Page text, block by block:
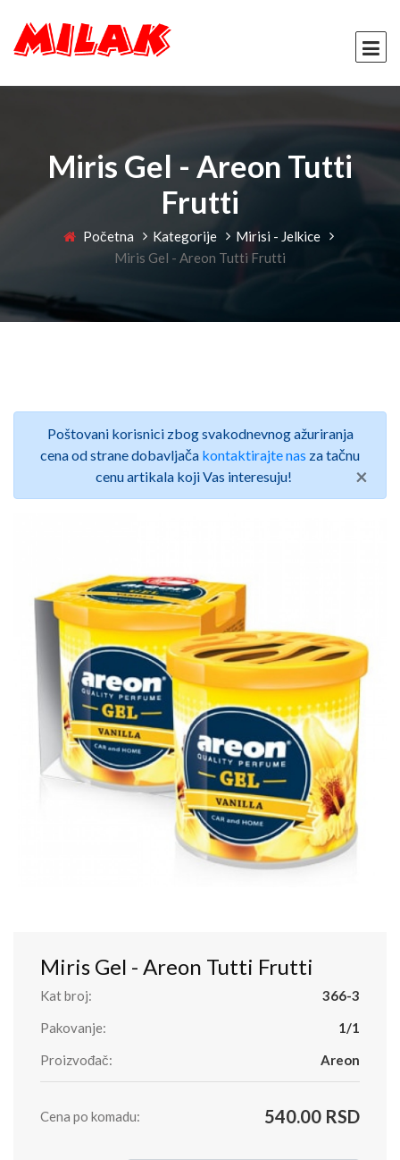
Miris Gel - Areon Tutti
Frutti
Početna Kategorije
Mirisi - Jelkice
Miris Gel - Areon Tutti Frutti
Poštovani korisnici zbog svakodnevnog ažuriranja
cena od strane dobavljača kontaktirajte nas za tačnu
cenu artikala koji Vas interesuju!
×
Miris Gel - Areon Tutti Frutti
Kat broj:
366-3
Pakovanje:
1/1
Proizvođač:
Areon
Cena po komadu: 540.00 RSD